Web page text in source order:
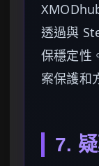
透過與
保穩定性
案保護和
7.